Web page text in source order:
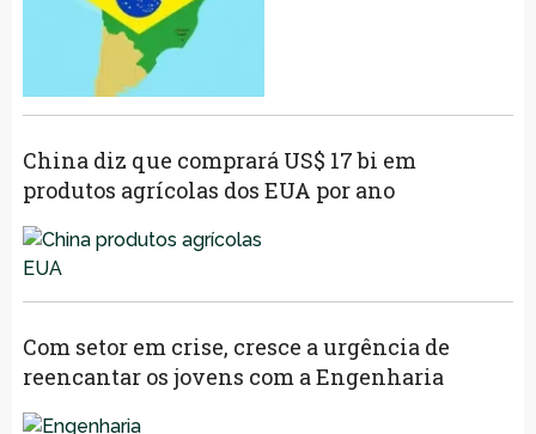
China diz que comprará US$ 17 bi em
produtos agrícolas dos EUA por ano
Com setor em crise, cresce a urgência de
reencantar os jovens com a Engenharia